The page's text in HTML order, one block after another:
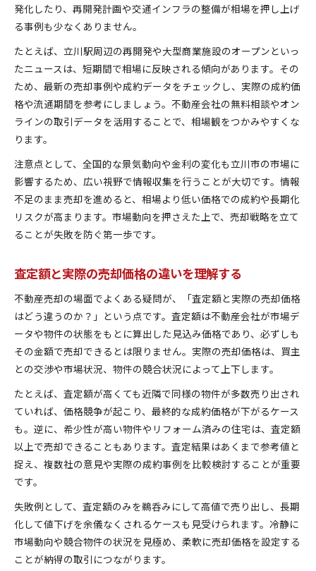
発化したり、再開発計画や交通インフラの整備が相場を押し上げ
る事例も少なくありません。
たとえば、立川駅周辺の再開発や大型商業施設のオープンといっ
たニュースは、短期間で相場に反映される傾向があります。その
ため、最新の売却事例や成約データをチェックし、実際の成約価
格や流通期間を参考にしましょう。不動産会社の無料相談やオン
ラインの取引データを活用することで、相場観をつかみやすくな
ります。
注意点として、全国的な景気動向や金利の変化も立川市の市場に
影響するため、広い視野で情報収集を行うことが大切です。情報
不足のまま売却を進めると、相場より低い価格での成約や長期化
リスクが高まります。市場動向を押さえた上で、売却戦略を立て
ることが失敗を防ぐ第一歩です。
査定額と実際の売却価格の違いを理解する
不動産売却の場面でよくある疑問が、「査定額と実際の売却価格
はどう違うのか？」という点です。査定額は不動産会社が市場デ
ータや物件の状態をもとに算出した見込み価格であり、必ずしも
その金額で売却できるとは限りません。実際の売却価格は、買主
との交渉や市場状況、物件の競合状況によって上下します。
たとえば、査定額が高くても近隣で同様の物件が多数売り出され
ていれば、価格競争が起こり、最終的な成約価格が下がるケース
も。逆に、希少性が高い物件やリフォーム済みの住宅は、査定額
以上で売却できることもあります。査定結果はあくまで参考値と
捉え、複数社の意見や実際の成約事例を比較検討することが重要
です。
失敗例として、査定額のみを鵜呑みにして高値で売り出し、長期
化して値下げを余儀なくされるケースも見受けられます。冷静に
市場動向や競合物件の状況を見極め、柔軟に売却価格を設定する
ことが納得の取引につながります。